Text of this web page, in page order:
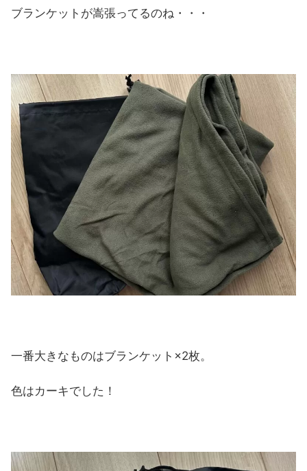
ブランケットが嵩張ってるのね・・・
一番大きなものはブランケット×2枚。
色はカーキでした！